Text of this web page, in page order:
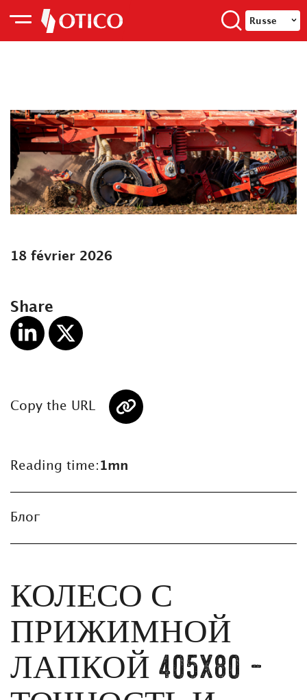
Russe
18 février 2026
Share
Copy the URL
Reading time: 1mn
Блог
КОЛЕСО С
ПРИЖИМНОЙ
ЛАПКОЙ 405X80 —